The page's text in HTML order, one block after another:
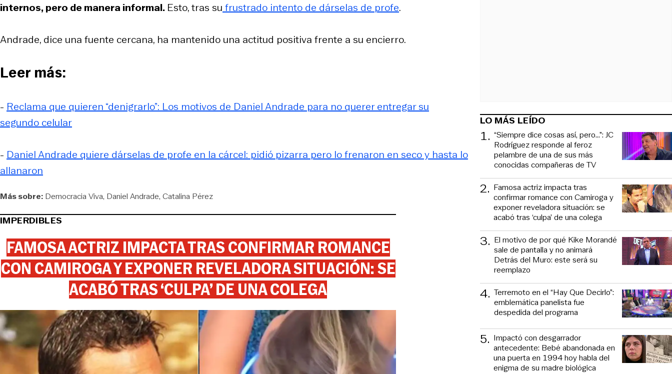
internos, pero de manera informal. Esto, tras su frustrado intento de dárselas de profe.
Andrade, dice una fuente cercana, ha mantenido una actitud positiva frente a su encierro.
Leer más:
- Reclama que quieren “denigrarlo”: Los motivos de Daniel Andrade para no querer entregar su
segundo celular
- Daniel Andrade quiere dárselas de profe en la cárcel: pidió pizarra pero lo frenaron en seco y hasta lo
allanaron
Más sobre: Democracia Viva Daniel Andrade Catalina Pérez
IMPERDIBLES
FAMOSA ACTRIZ IMPACTA TRAS CONFIRMAR ROMANCE
CON CAMIROGA Y EXPONER REVELADORA SITUACIÓN: SE
ACABÓ TRAS ‘CULPA’ DE UNA COLEGA
LO MÁS LEÍDO
1. “Siempre dice cosas así, pero...”: JC
Rodríguez responde al feroz
pelambre de una de sus más
conocidas compañeras de TV
2. Famosa actriz impacta tras
confirmar romance con Camiroga y
exponer reveladora situación: se
acabó tras ‘culpa’ de una colega
3. El motivo de por qué Kike Morandé
sale de pantalla y no animará
Detrás del Muro: este será su
reemplazo
4. Terremoto en el “Hay Que Decirlo”:
emblemática panelista fue
despedida del programa
5. Impactó con desgarrador
antecedente: Bebé abandonada en
una puerta en 1994 hoy habla del
enigma de su madre biológica